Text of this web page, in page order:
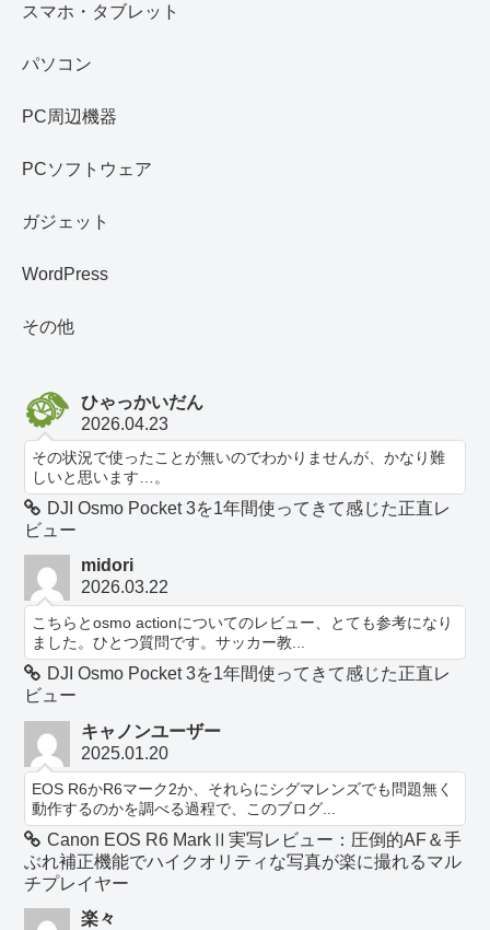
スマホ・タブレット
パソコン
PC周辺機器
PCソフトウェア
ガジェット
WordPress
その他
ひゃっかいだん
2026.04.23
その状況で使ったことが無いのでわかりませんが、かなり難
しいと思います…。
DJI Osmo Pocket 3を1年間使ってきて感じた正直レ
ビュー
midori
2026.03.22
こちらとosmo actionについてのレビュー、とても参考になり
ました。ひとつ質問です。サッカー教...
DJI Osmo Pocket 3を1年間使ってきて感じた正直レ
ビュー
キャノンユーザー
2025.01.20
EOS R6かR6マーク2か、それらにシグマレンズでも問題無く
動作するのかを調べる過程で、このブログ...
Canon EOS R6 MarkⅡ実写レビュー：圧倒的AF＆手
ぶれ補正機能でハイクオリティな写真が楽に撮れるマル
チプレイヤー
楽々